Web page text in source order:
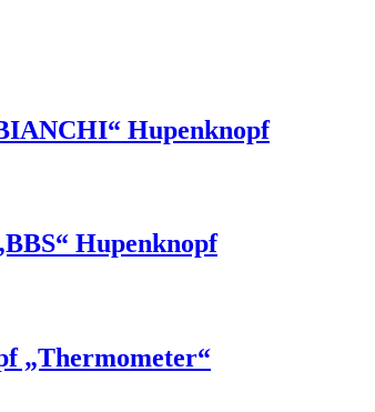
Hupenknopf
Hupenknopf
„Thermometer“